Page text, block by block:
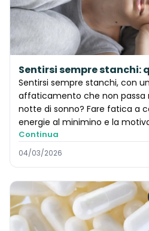
Sentirsi sempre stanchi:
Sentirsi sempre stanchi, con
affaticamento che non passa
notte di sonno? Fare fatica a
energie al minimino e la
Continua
04/03/2026